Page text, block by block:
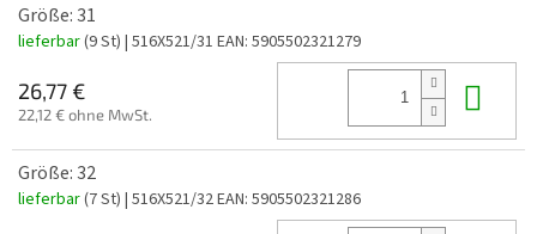
Größe: 31
lieferbar(9 St) | 516X521/31 EAN: 5905502321279
26,77 €
22,12 € ohne MwSt.
Größe: 32
lieferbar(7 St) | 516X521/32EAN: 5905502321286